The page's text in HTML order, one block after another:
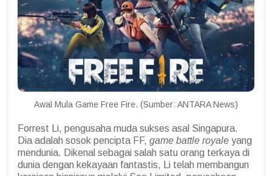
Awal Mula Game Free Fire. (Sumber: ANTARA News)
Forrest Li, pengusaha muda sukses asal Singapura.
Dia adalah sosok pencipta FF, game battle royale yang
mendunia. Dikenal sebagai salah satu orang terkaya di
dunia dengan kekayaan fantastis, Li telah membangun